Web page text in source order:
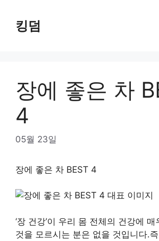
content킹덤
장에 좋은 차
4
05월 23일
장에 좋은 차 BEST 4
‘장 건강’이 우리 몸 전체의 건강에
것을 모르시는 분은 없을 것입니다.